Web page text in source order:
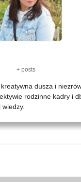
+ posts
dusza i
rodzinne kadry i